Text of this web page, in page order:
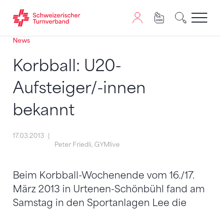
Zum Inhalt springen
Zur Sitemap navigieren
Zum Navigieren dieser Seite wird JavaScript benötigt.
News
Korbball: U20-
Aufsteiger/-innen
bekannt
17.03.2013
Peter Friedli, GYMlive
Beim Korbball-Wochenende vom 16./17.
März 2013 in Urtenen-Schönbühl fand am
Samstag in den Sportanlagen Lee die